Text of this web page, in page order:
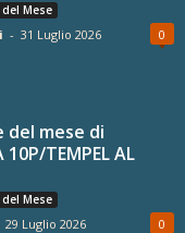
Mese
- 31 Luglio 2026 0
del mese di
TEMPEL AL
Mese
29 Luglio 2026 0